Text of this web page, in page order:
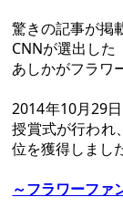
驚きの記事が掲
CNNが選出した
あしかがフラワ
2014年10月29
授賞式が行われ
位を獲得しまし
～フラワーフ